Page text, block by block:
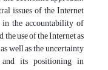
issues of the Internet
the accountability of
use of the Internet as
well as the uncertainty
and its positioning in